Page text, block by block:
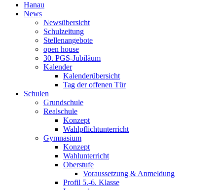
Hanau
News
Newsübersicht
Schulzeitung
Stellenangebote
open house
30. PGS-Jubiläum
Kalender
Kalenderübersicht
Tag der offenen Tür
Schulen
Grundschule
Realschule
Konzept
Wahlpflichtunterricht
Gymnasium
Konzept
Wahlunterricht
Oberstufe
Voraussetzung & Anmeldung
Profil 5.-6. Klasse